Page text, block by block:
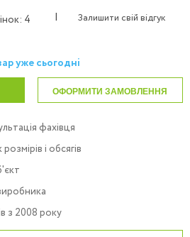
4 | Залишити свій відгук
уже сьогодні
ОФОРМИТИ ЗАМОВЛЕННЯ
фахівця
і обсягів
з 2008 року